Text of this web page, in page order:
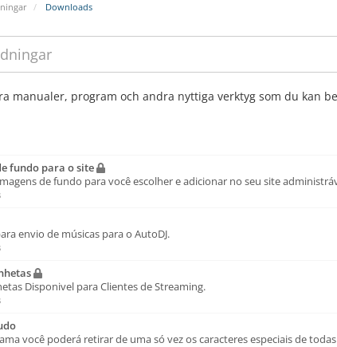
Downloads
manualer, program och andra nyttiga verktyg som du kan
fundo para o site
de fundo para você escolher e adicionar no seu site
envio de músicas para o AutoDJ.
Disponivel para Clientes de Streaming.
você poderá retirar de uma só vez os caracteres especiais de